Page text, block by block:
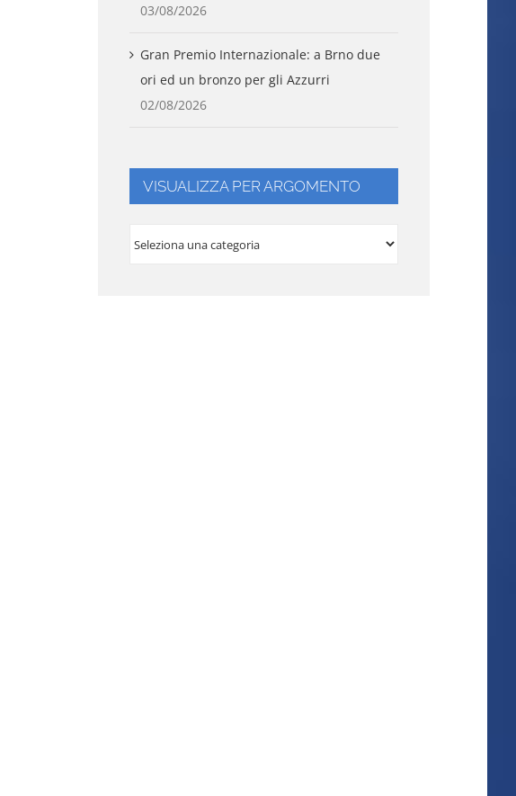
03/08/2026
Gran Premio Internazionale: a Brno due
ori ed un bronzo per gli Azzurri
02/08/2026
VISUALIZZA PER ARGOMENTO